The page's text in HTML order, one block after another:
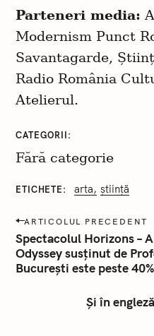
Parteneri media:
Modernism Punct
Savantagarde,
Radio România
Atelierul.
CATEGORII
Fără categorie
ETICHETE arta știință
P
o
s
t
a
ARTICOLUL PRECEDENT
Spectacolul Horizons –
Odyssey susținut de
București este peste
Și în